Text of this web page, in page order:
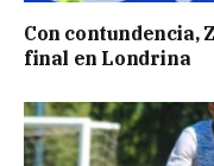
Con contundencia,
final en Londrina